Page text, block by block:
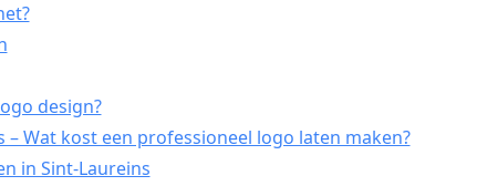
design?
Wat kost een professioneel logo laten maken?
in Sint-Laureins